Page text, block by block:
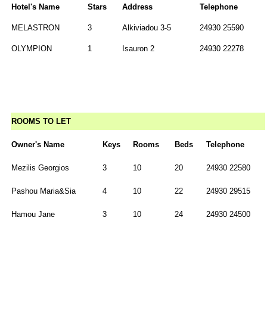
Hotel's Name Stars Address Telephone
MELASTRON 3 Alkiviadou 3-5 24930 25590
OLYMPION 1 Isauron 2 24930 22278
ROOMS TO LET
Owner's Name Keys Rooms Beds Telephone
Mezilis Georgios 3 10 20 24930 22580
Pashou Maria&Sia 4 10 22 24930 29515
Hamou Jane 3 10 24 24930 24500